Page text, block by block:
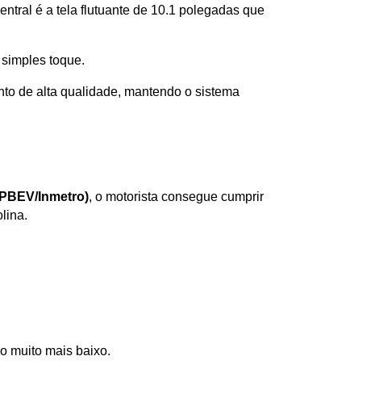
é a tela flutuante de 10.1 polegadas que
toque.
de alta qualidade, mantendo o sistema
Inmetro), o motorista consegue cumprir
muito mais baixo.